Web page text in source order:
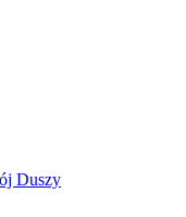
Duszy